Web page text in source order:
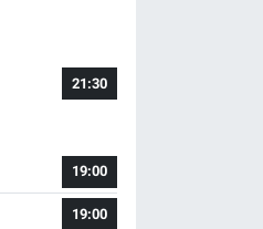
21:30
19:00
19:00